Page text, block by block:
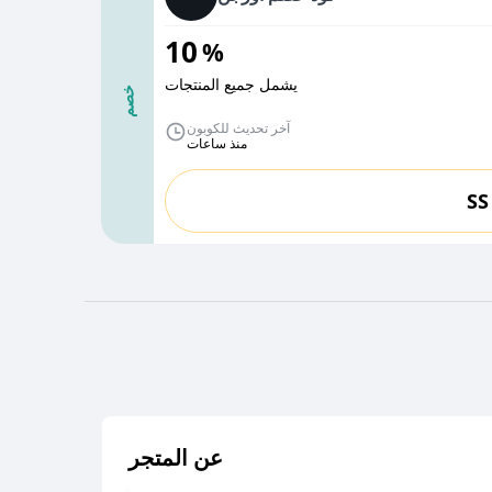
خصم
10%
يشمل جميع المنتجات
آخر تحديث للكوبون
منذ ساعات
SS
عن المتجر